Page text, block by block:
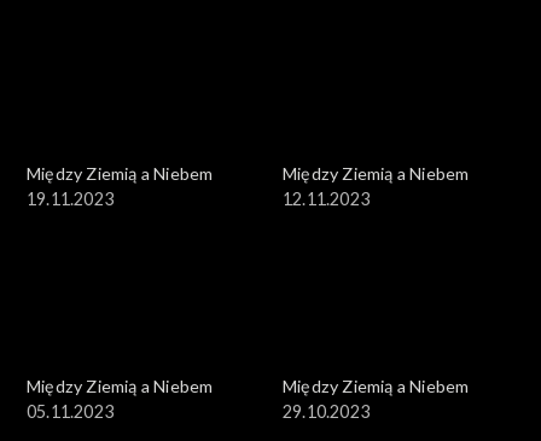
Między Ziemią a Niebem
19.11.2023
Między Ziemią a Niebem
12.11.2023
Między Ziemią a Niebem
05.11.2023
Między Ziemią a Niebem
29.10.2023